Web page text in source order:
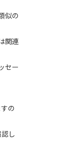
似の
関連
セー
の
し